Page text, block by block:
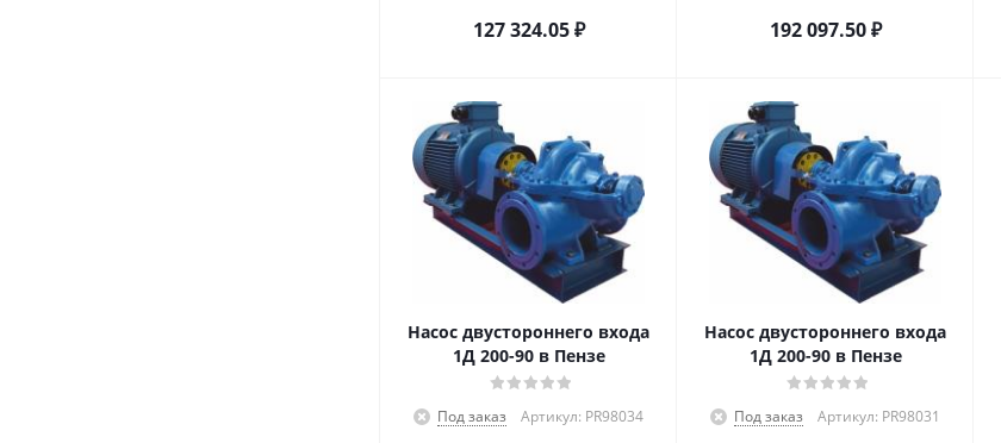
127 324.05₽ 192 097.50₽
Насос двустороннего входа
1Д 200-90 в Пензе
Под заказ Артикул: PR98034
Насос двустороннего входа
1Д 200-90 в Пензе
Под заказ Артикул: PR98031